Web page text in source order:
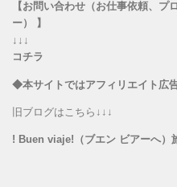
【お問い合わせ（お仕事依頼、
ー） 】
↓↓↓
コチラ
◆本サイトではアフィリエイト広
旧ブログはこちら↓↓↓
! Buen viaje!（ブエン ビアーへ）